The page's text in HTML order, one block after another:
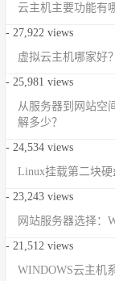
云主机主要功能有
- 27,922 views
虚拟云主机哪家好
- 25,981 views
从服务器到网站空
解多少？
- 24,534 views
Linux挂载第二块硬
- 23,243 views
网站服务器选择：
- 21,512 views
WINDOWS云主机